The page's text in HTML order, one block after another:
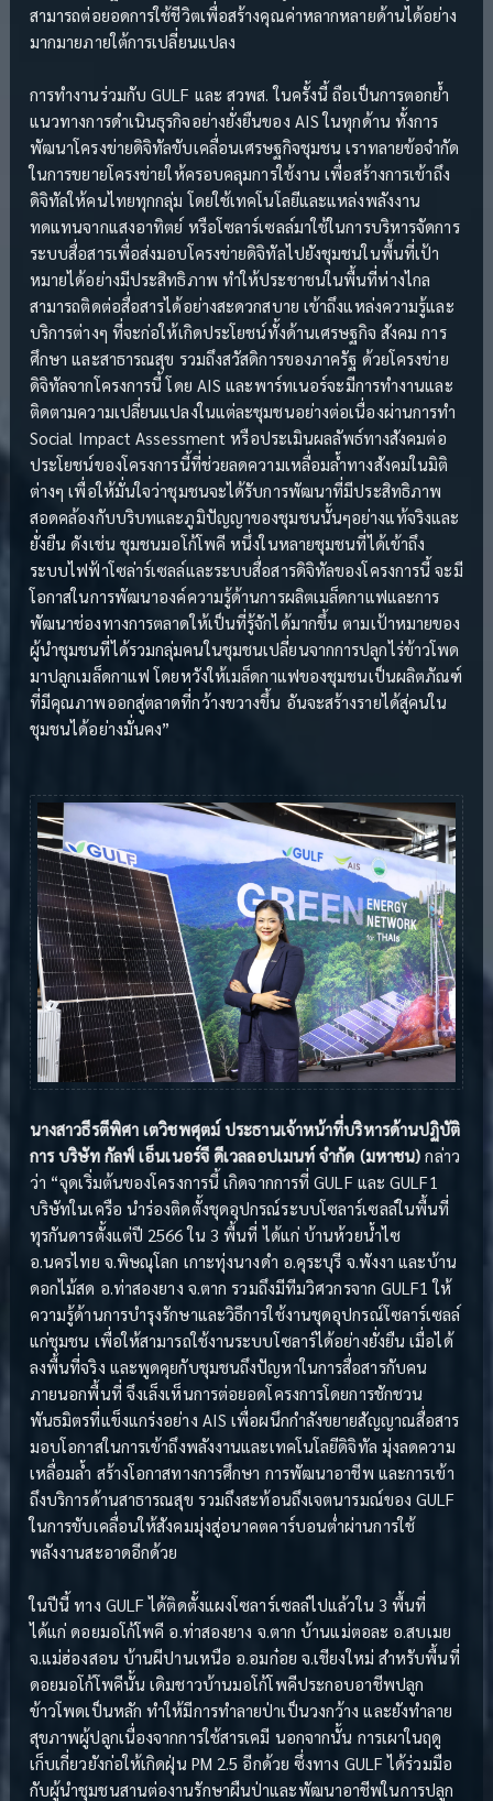
สามารถต่อยอดการใช้ชีวิตเพื่อสร้างคุณค่าหลากหลายด้านได้อย่าง
มากมายภายใต้การเปลี่ยนแปลง
การทำงานร่วมกับ GULF และ สวพส. ในครั้งนี้ ถือเป็นการตอกย้ำ
แนวทางการดำเนินธุรกิจอย่างยั่งยืนของ AIS ในทุกด้าน ทั้งการ
พัฒนาโครงข่ายดิจิทัลขับเคลื่อนเศรษฐกิจชุมชน เราทลายข้อจำกัด
ในการขยายโครงข่ายให้ครอบคลุมการใช้งาน เพื่อสร้างการเข้าถึง
ดิจิทัลให้คนไทยทุกกลุ่ม โดยใช้เทคโนโลยีและแหล่งพลังงาน
ทดแทนจากแสงอาทิตย์ หรือโซลาร์เซลล์มาใช้ในการบริหารจัดการ
ระบบสื่อสารเพื่อส่งมอบโครงข่ายดิจิทัลไปยังชุมชนในพื้นที่เป้า
หมายได้อย่างมีประสิทธิภาพ ทำให้ประชาชนในพื้นที่ห่างไกล
สามารถติดต่อสื่อสารได้อย่างสะดวกสบาย เข้าถึงแหล่งความรู้และ
บริการต่างๆ ที่จะก่อให้เกิดประโยชน์ทั้งด้านเศรษฐกิจ สังคม การ
ศึกษา และสาธารณสุข รวมถึงสวัสดิการของภาครัฐ ด้วยโครงข่าย
ดิจิทัลจากโครงการนี้ โดย AIS และพาร์ทเนอร์จะมีการทำงานและ
ติดตามความเปลี่ยนแปลงในแต่ละชุมชนอย่างต่อเนื่องผ่านการทำ
Social Impact Assessment หรือประเมินผลลัพธ์ทางสังคมต่อ
ประโยชน์ของโครงการนี้ที่ช่วยลดความเหลื่อมล้ำทางสังคมในมิติ
ต่างๆ เพื่อให้มั่นใจว่าชุมชนจะได้รับการพัฒนาที่มีประสิทธิภาพ
สอดคล้องกับบริบทและภูมิปัญญาของชุมชนนั้นๆอย่างแท้จริงและ
ยั่งยืน ดังเช่น ชุมชนมอโก้โพคี หนึ่งในหลายชุมชนที่ได้เข้าถึง
ระบบไฟฟ้าโซล่าร์เซลล์และระบบสื่อสารดิจิทัลของโครงการนี้ จะมี
โอกาสในการพัฒนาองค์ความรู้ด้านการผลิตเมล็ดกาแฟและการ
พัฒนาช่องทางการตลาดให้เป็นที่รู้จักได้มากขึ้น ตามเป้าหมายของ
ผู้นำชุมชนที่ได้รวมกลุ่มคนในชุมชนเปลี่ยนจากการปลูกไร่ข้าวโพด
มาปลูกเมล็ดกาแฟ โดยหวังให้เมล็ดกาแฟของชุมชนเป็นผลิตภัณฑ์
ที่มีคุณภาพออกสู่ตลาดที่กว้างขวางขึ้น อันจะสร้างรายได้สู่คนใน
ชุมชนได้อย่างมั่นคง”
นางสาวธีรตีพิศา เตวิชพศุตม์ ประธานเจ้าหน้าที่บริหารด้านปฏิบัติ
การ บริษัท กัลฟ์ เอ็นเนอร์จี ดีเวลลอปเมนท์ จำกัด (มหาชน) กล่าว
ว่า “จุดเริ่มต้นของโครงการนี้ เกิดจากการที่ GULF และ GULF1
บริษัทในเครือ นำร่องติดตั้งชุดอุปกรณ์ระบบโซลาร์เซลล์ในพื้นที่
ทุรกันดารตั้งแต่ปี 2566 ใน 3 พื้นที่ ได้แก่ บ้านห้วยน้ำไซ
อ.นครไทย จ.พิษณุโลก เกาะทุ่งนางดำ อ.คุระบุรี จ.พังงา และบ้าน
ดอกไม้สด อ.ท่าสองยาง จ.ตาก รวมถึงมีทีมวิศวกรจาก GULF1 ให้
ความรู้ด้านการบำรุงรักษาและวิธีการใช้งานชุดอุปกรณ์โซลาร์เซลล์
แก่ชุมชน เพื่อให้สามารถใช้งานระบบโซลาร์ได้อย่างยั่งยืน เมื่อได้
ลงพื้นที่จริง และพูดคุยกับชุมชนถึงปัญหาในการสื่อสารกับคน
ภายนอกพื้นที่ จึงเล็งเห็นการต่อยอดโครงการโดยการชักชวน
พันธมิตรที่แข็งแกร่งอย่าง AIS เพื่อผนึกกำลังขยายสัญญาณสื่อสาร
มอบโอกาสในการเข้าถึงพลังงานและเทคโนโลยีดิจิทัล มุ่งลดความ
เหลื่อมล้ำ สร้างโอกาสทางการศึกษา การพัฒนาอาชีพ และการเข้า
ถึงบริการด้านสาธารณสุข รวมถึงสะท้อนถึงเจตนารมณ์ของ GULF
ในการขับเคลื่อนให้สังคมมุ่งสู่อนาคตคาร์บอนต่ำผ่านการใช้
พลังงานสะอาดอีกด้วย
ในปีนี้ ทาง GULF ได้ติดตั้งแผงโซลาร์เซลล์ไปแล้วใน 3 พื้นที่
ได้แก่ ดอยมอโก้โพคี อ.ท่าสองยาง จ.ตาก บ้านแม่ตอละ อ.สบเมย
จ.แม่ฮ่องสอน บ้านผีปานเหนือ อ.อมก๋อย จ.เชียงใหม่ สำหรับพื้นที่
ดอยมอโก้โพคีนั้น เดิมชาวบ้านมอโก้โพคีประกอบอาชีพปลูก
ข้าวโพดเป็นหลัก ทำให้มีการทำลายป่าเป็นวงกว้าง และยังทำลาย
สุขภาพผู้ปลูกเนื่องจากการใช้สารเคมี นอกจากนั้น การเผาในฤดู
เก็บเกี่ยวยังก่อให้เกิดฝุ่น PM 2.5 อีกด้วย ซึ่งทาง GULF ได้ร่วมมือ
กับผู้นำชุมชนสานต่องานรักษาผืนป่าและพัฒนาอาชีพในการปลูก